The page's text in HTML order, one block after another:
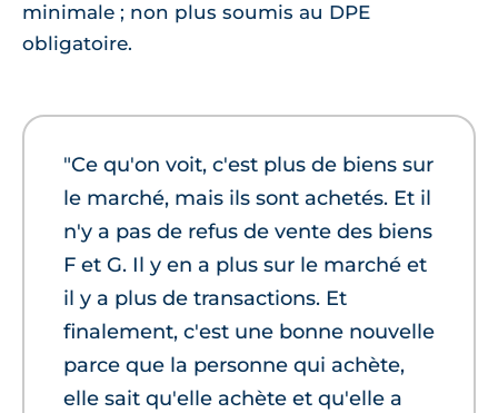
minimale ; non plus soumis au DPE
obligatoire.
"Ce qu'on voit, c'est plus de biens sur
le marché, mais ils sont achetés. Et il
n'y a pas de refus de vente des biens
F et G. Il y en a plus sur le marché et
il y a plus de transactions. Et
finalement, c'est une bonne nouvelle
parce que la personne qui achète,
elle sait qu'elle achète et qu'elle a